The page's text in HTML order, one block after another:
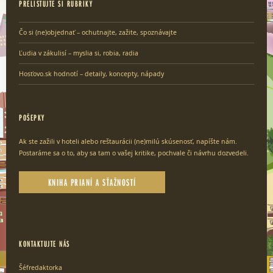
PRELISTUJTE SI RUBRIKY
Čo si (ne)objednať – ochutnajte, zažite, spoznávajte
Ľudia v zákulisí – myslia si, robia, radia
Hosťovo.sk hodnotí – detaily, koncepty, nápady
POŠEPKY
Ak ste zažili v hoteli alebo reštaurácii (ne)milú skúsenosť, napíšte nám.
Postaráme sa o to, aby sa tam o vašej kritike, pochvale či návrhu dozvedeli.
KNIHA PRIANÍ A SŤAŽNOSTÍ
KONTAKTUJTE NÁS
Šéfredaktorka